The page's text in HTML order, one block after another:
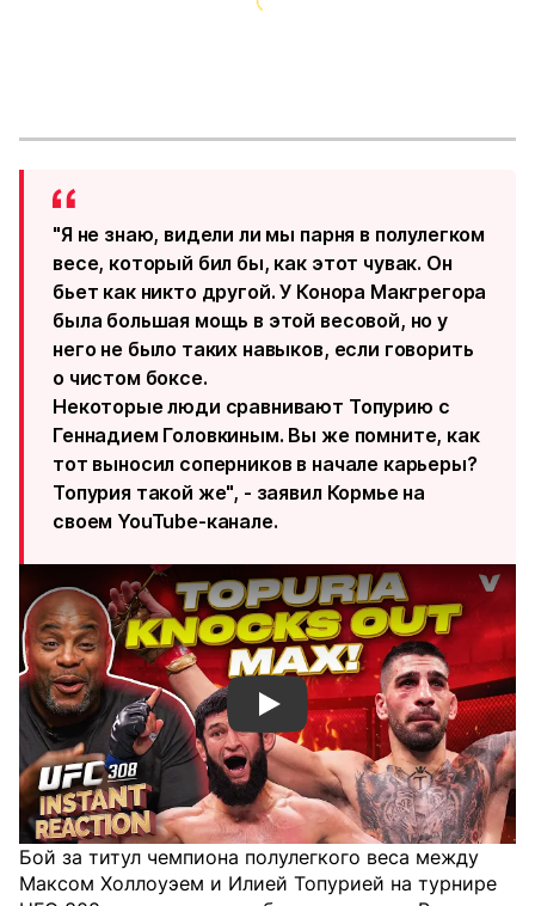
"Я не знаю, видели ли мы парня в полулегком
весе, который бил бы, как этот чувак. Он
бьет как никто другой. У Конора Макгрегора
была большая мощь в этой весовой, но у
него не было таких навыков, если говорить
о чистом боксе.
Некоторые люди сравнивают Топурию с
Геннадием Головкиным. Вы же помните, как
тот выносил соперников в начале карьеры?
Топурия такой же", - заявил Кормье на
своем YouTube-канале.
Смотреть видео YouTube
Бой за титул чемпиона полулегкого веса между
Максом Холлоуэем и Илией Топурией на турнире